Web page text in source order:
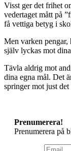
Visst ger det frihet
vedertaget mått på
få vettiga betyg i
Men varken pengar,
själv lyckas mot
Tävla aldrig mot
dina egna mål. Det
springer mot just det
Prenumerera!
Prenumerera på